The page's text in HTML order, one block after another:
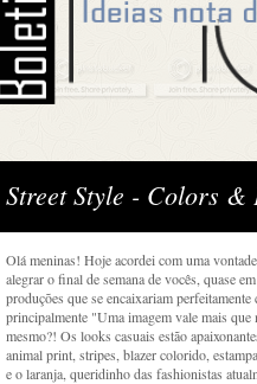
Street Style - Colors
Olá meninas! Hoje acordei com uma
alegrar o final de semana de vocês, quase
produções que se encaixariam
principalmente "Uma imagem vale mais
mesmo?! Os looks casuais estão
animal print, stripes, blazer colorido,
e o laranja, queridinho das fashionistas